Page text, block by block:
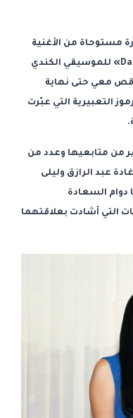
مستوحاة من الأغنية
الشهيرة «Dance Me to the End of Love» للموسيقي الكندي
معي حتى نهاية
2 وعدد من الرموز التعبيرية التي عبّرت
من متابعيها وعدد من
عبد الرازق وليلى
دوام السعادة
التي أشادت بعلاقتهما